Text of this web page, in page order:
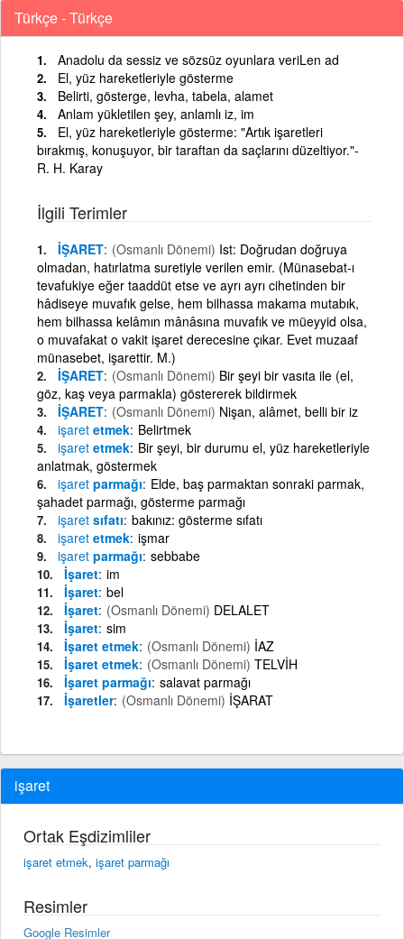
Türkçe - Türkçe
Anadolu da sessiz ve sözsüz oyunlara veriLen ad
El, yüz hareketleriyle gösterme
Belirti, gösterge, levha, tabela, alamet
Anlam yükletilen şey, anlamlı iz, im
El, yüz hareketleriyle gösterme: "Artık işaretleri
bırakmış, konuşuyor, bir taraftan da saçlarını düzeltiyor."-
R. H. Karay
İlgili Terimler
İŞARET (Osmanlı Dönemi) Ist: Doğrudan doğruya
olmadan, hatırlatma suretiyle verilen emir. (Münasebat-ı
tevafukiye eğer taaddüt etse ve ayrı ayrı cihetinden bir
hâdiseye muvafık gelse, hem bilhassa makama mutabık,
hem bilhassa kelâmın mânâsına muvafık ve müeyyid olsa,
o muvafakat o vakit işaret derecesine çıkar. Evet muzaaf
münasebet, işarettir. M.)
İŞARET (Osmanlı Dönemi) Bir şeyi bir vasıta ile (el,
göz, kaş veya parmakla) göstererek bildirmek
İŞARET (Osmanlı Dönemi) Nişan, alâmet, belli bir iz
işaret etmek Belirtmek
işaret etmek Bir şeyi, bir durumu el, yüz hareketleriyle
anlatmak, göstermek
işaret parmağı Elde, baş parmaktan sonraki parmak,
şahadet parmağı, gösterme parmağı
işaret sıfatı bakınız: gösterme sıfatı
işaret etmek işmar
işaret parmağı sebbabe
İşaret im
İşaret bel
İşaret (Osmanlı Dönemi) DELALET
İşaret sim
İşaret etmek (Osmanlı Dönemi) İAZ
İşaret etmek (Osmanlı Dönemi) TELVİH
İşaret parmağı salavat parmağı
İşaretler (Osmanlı Dönemi) İŞARAT
işaret
Ortak Eşdizimliler
işaret etmek, işaret parmağı
Resimler
Google Resimler